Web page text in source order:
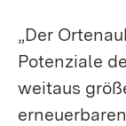
„Der
Potenziale
weitaus